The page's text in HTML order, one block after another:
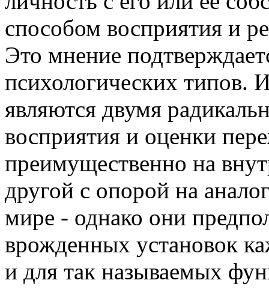
способом восприятия и
Это мнение
психологических типов.
являются двумя
восприятия и оценки
преимущественно на
другой с опорой на
мире - однако они
врожденных установок
и для так называемых